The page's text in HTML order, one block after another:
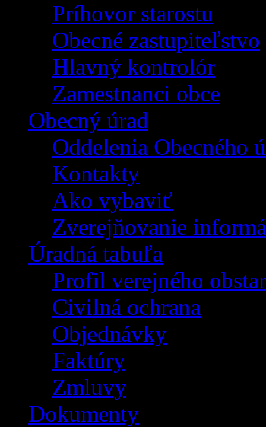
Príhovor starostu
Obecné zastupiteľstvo
Hlavný kontrolór
Zamestnanci obce
Obecný úrad
Oddelenia Obecného
Kontakty
Ako vybaviť
Zverejňovanie
Úradná tabuľa
Profil verejného
Civilná ochrana
Objednávky
Faktúry
Zmluvy
Dokumenty